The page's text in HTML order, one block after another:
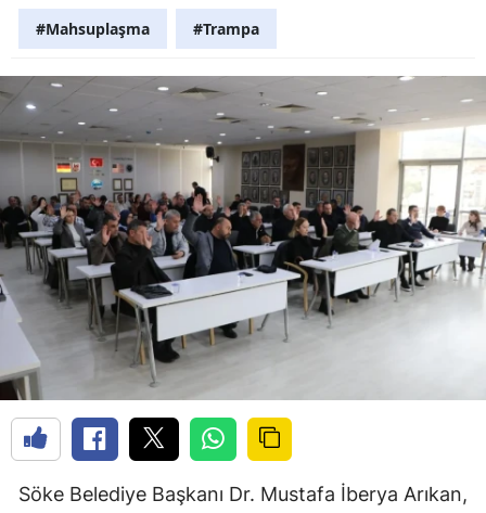
#Mahsuplaşma #Trampa
Söke Belediye Başkanı Dr. Mustafa İberya Arıkan,